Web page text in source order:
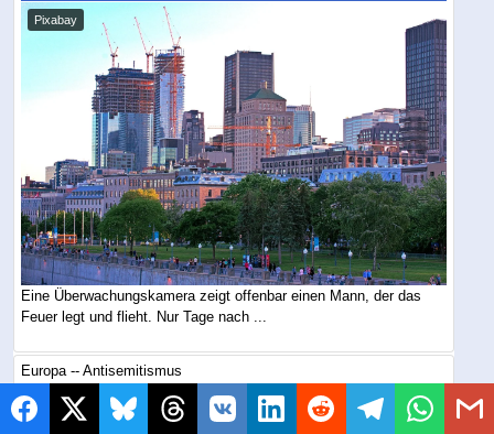
Pixabay
Eine Überwachungskamera zeigt offenbar einen Mann, der das
Feuer legt und flieht. Nur Tage nach ...
Europa -- Antisemitismus
Symbolbild / KI generiert